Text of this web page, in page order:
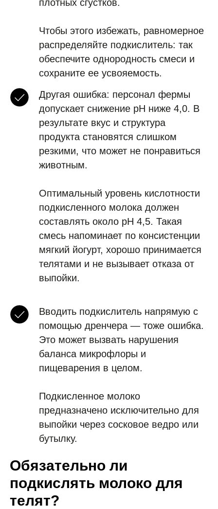
плотных сгустков.
Чтобы этого избежать, равномерное
распределяйте подкислитель: так
обеспечите однородность смеси и
сохраните ее усвояемость.
Другая ошибка: персонал фермы
допускает снижение pH ниже 4,0. В
результате вкус и структура
продукта становятся слишком
резкими, что может не понравиться
животным.
Оптимальный уровень кислотности
подкисленного молока должен
составлять около pH 4,5. Такая
смесь напоминает по консистенции
мягкий йогурт, хорошо принимается
телятами и не вызывает отказа от
выпойки.
Вводить подкислитель напрямую с
помощью дренчера — тоже ошибка.
Это может вызвать нарушения
баланса микрофлоры и
пищеварения в целом.
Подкисленное молоко
предназначено исключительно для
выпойки через сосковое ведро или
бутылку.
Обязательно ли
подкислять молоко для
телят?